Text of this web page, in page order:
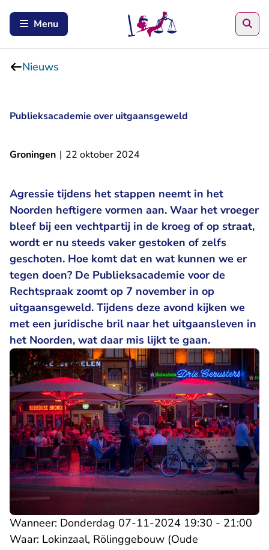
Menu
Nieuws
Publieksacademie over uitgaansgeweld
Groningen | 22 oktober 2024
Agressie tijdens het stappen neemt in het
Noorden heftigere vormen aan. Waar het vroeger
bleef bij een vechtpartij in de kroeg of op straat,
wordt er nu steeds vaker gestoken of zelfs
geschoten. Hoe komt dat en wat kunnen we er
tegen doen? De Publieksacademie voor de
Rechtspraak zoomt op 7 november in op
uitgaansgeweld. Tijdens deze avond kijken we
met een juridische bril naar het uitgaansleven in
het Noorden, wat daar mis lijkt te gaan.
Wanneer: Donderdag 07-11-2024 19:30 - 21:00
Waar: Lokinzaal, Rölinggebouw (Oude